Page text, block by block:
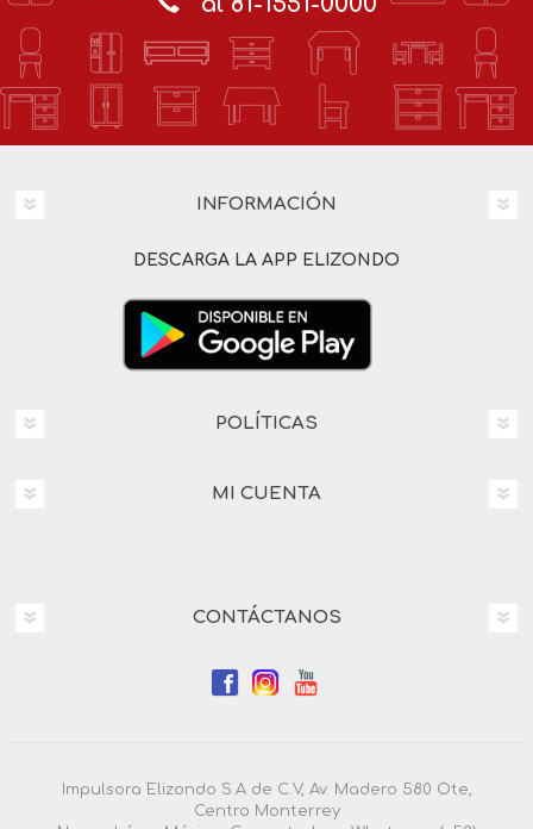
INFORMACIÓN
DESCARGA LA APP ELIZONDO
POLÍTICAS
MI CUENTA
CONTÁCTANOS
Impulsora Elizondo S.A de C.V, Av. Madero 580 Ote,
Centro Monterrey